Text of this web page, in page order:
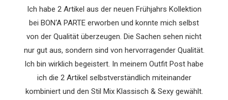
Ich habe 2 Artikel aus der neuen Frühjahrs Kollektion
bei BON‘A PARTE erworben und konnte mich selbst
von der Qualität überzeugen. Die Sachen sehen nicht
nur gut aus, sondern sind von hervorragender Qualität.
Ich bin wirklich begeistert. In meinem Outfit Post habe
ich die 2 Artikel selbstverständlich miteinander
kombiniert und den Stil Mix Klassisch & Sexy gewählt.